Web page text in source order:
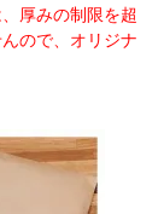
厚みの制限を超
ので、オリジナ